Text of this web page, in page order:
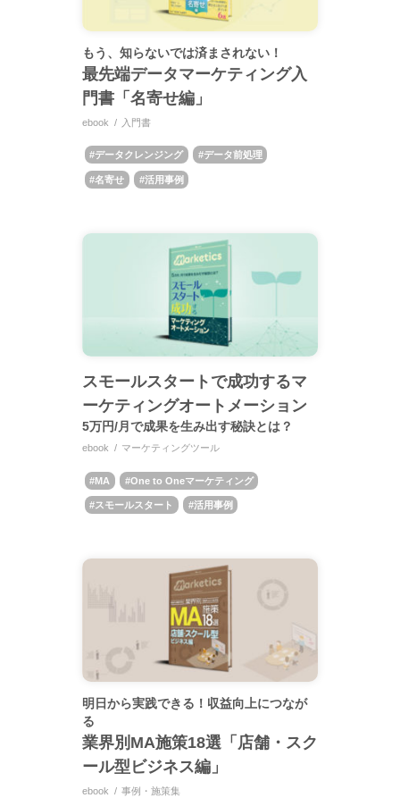
もう、知らないでは済まされない！
最先端データマーケティング入
門書「名寄せ編」
ebook 入門書
データクレンジング データ前処理
名寄せ 活用事例
スモールスタートで成功するマ
ーケティングオートメーション
5万円/月で成果を生み出す秘訣とは？
ebook マーケティングツール
MA One to Oneマーケティング
スモールスタート 活用事例
明日から実践できる！収益向上につなが
る
業界別MA施策18選「店舗・スク
ール型ビジネス編」
ebook 事例・施策集